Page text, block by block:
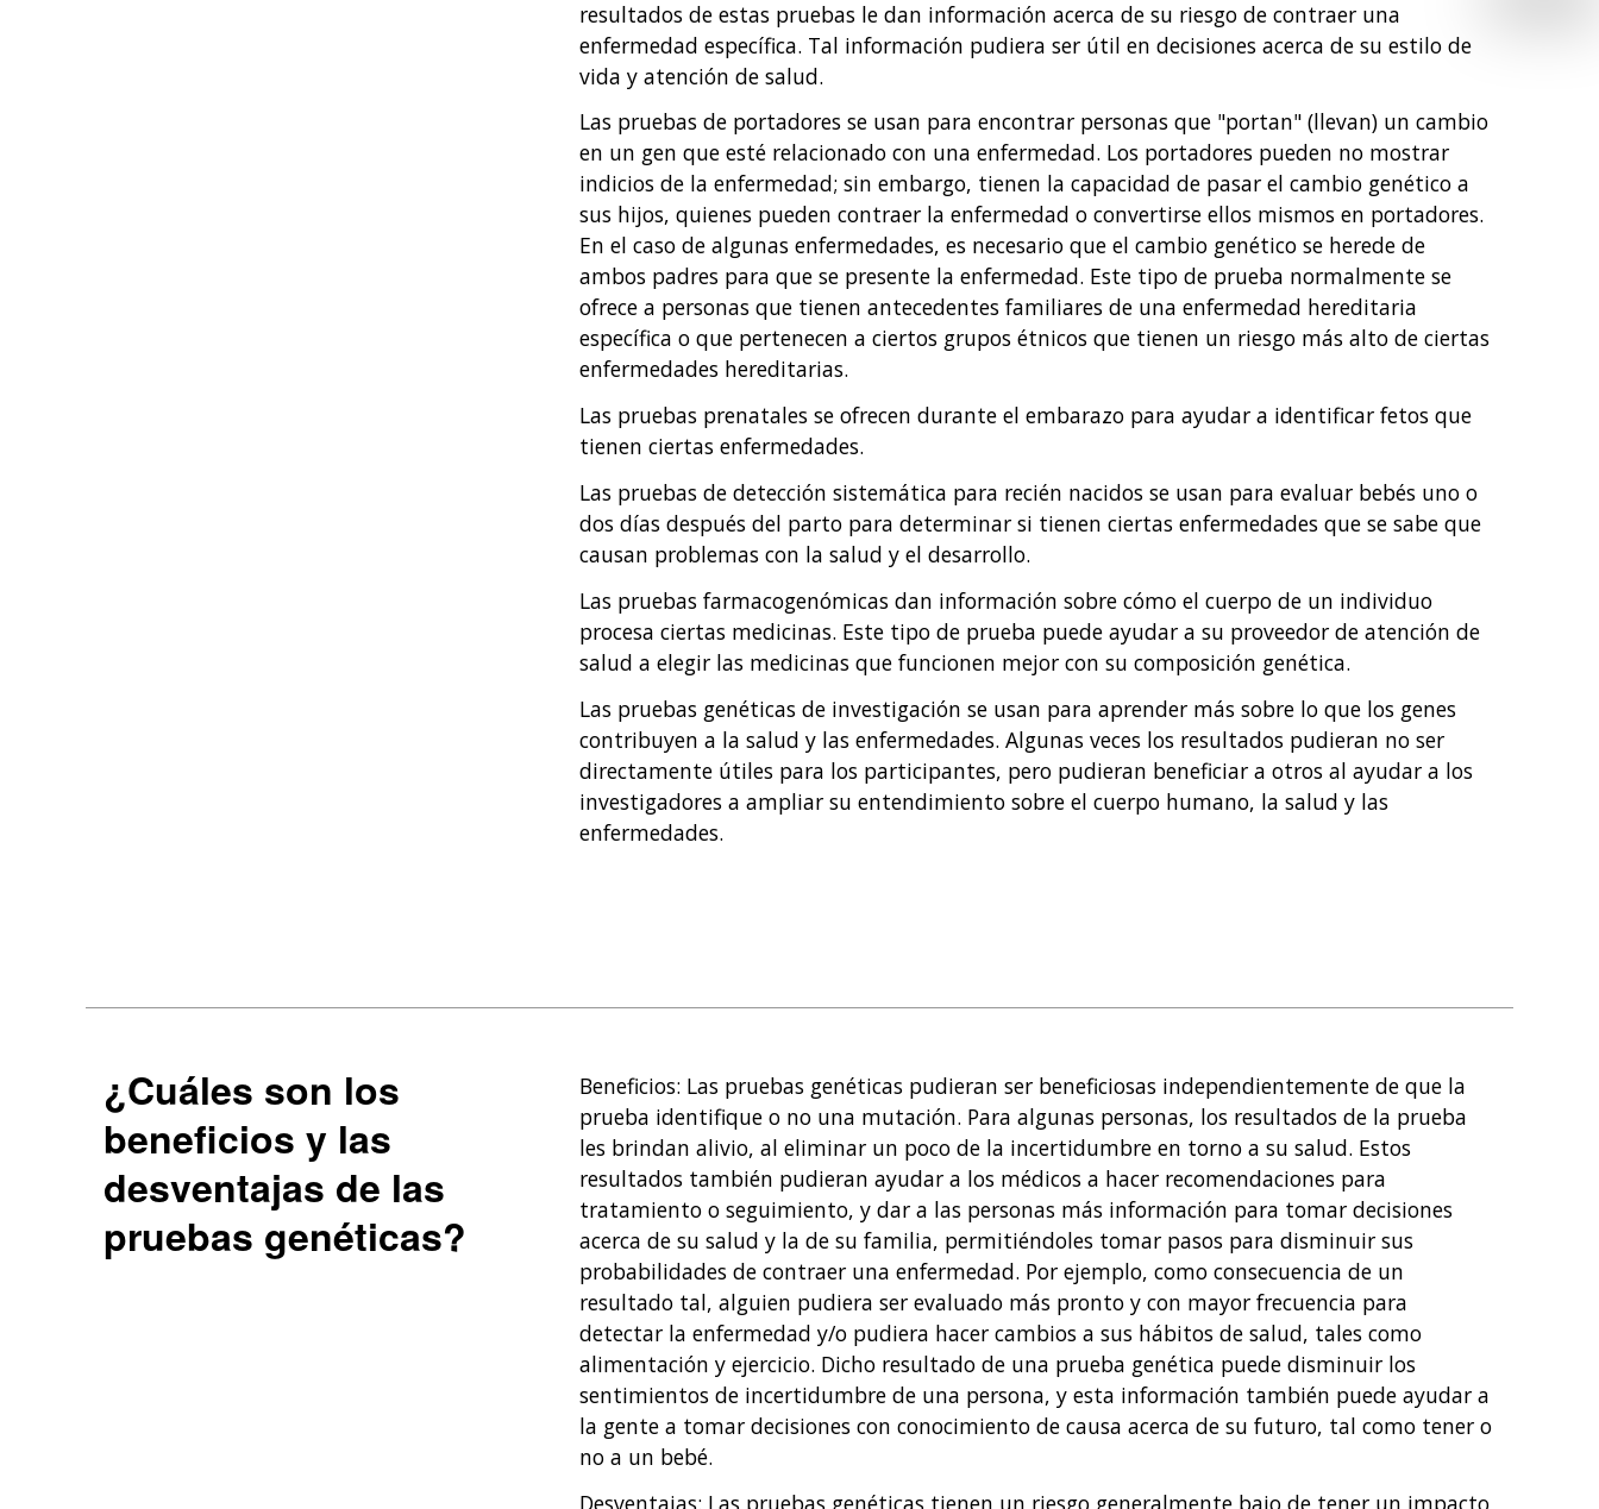
resultados de estas pruebas le dan información acerca de su riesgo de contraer una
enfermedad específica. Tal información pudiera ser útil en decisiones acerca de su estilo de
vida y atención de salud.
Las pruebas de portadores se usan para encontrar personas que "portan" (llevan) un cambio
en un gen que esté relacionado con una enfermedad. Los portadores pueden no mostrar
indicios de la enfermedad; sin embargo, tienen la capacidad de pasar el cambio genético a
sus hijos, quienes pueden contraer la enfermedad o convertirse ellos mismos en portadores.
En el caso de algunas enfermedades, es necesario que el cambio genético se herede de
ambos padres para que se presente la enfermedad. Este tipo de prueba normalmente se
ofrece a personas que tienen antecedentes familiares de una enfermedad hereditaria
específica o que pertenecen a ciertos grupos étnicos que tienen un riesgo más alto de ciertas
enfermedades hereditarias.
Las pruebas prenatales se ofrecen durante el embarazo para ayudar a identificar fetos que
tienen ciertas enfermedades.
Las pruebas de detección sistemática para recién nacidos se usan para evaluar bebés uno o
dos días después del parto para determinar si tienen ciertas enfermedades que se sabe que
causan problemas con la salud y el desarrollo.
Las pruebas farmacogenómicas dan información sobre cómo el cuerpo de un individuo
procesa ciertas medicinas. Este tipo de prueba puede ayudar a su proveedor de atención de
salud a elegir las medicinas que funcionen mejor con su composición genética.
Las pruebas genéticas de investigación se usan para aprender más sobre lo que los genes
contribuyen a la salud y las enfermedades. Algunas veces los resultados pudieran no ser
directamente útiles para los participantes, pero pudieran beneficiar a otros al ayudar a los
investigadores a ampliar su entendimiento sobre el cuerpo humano, la salud y las
enfermedades.
¿Cuáles son los
beneficios y las
desventajas de las
pruebas genéticas?
Beneficios: Las pruebas genéticas pudieran ser beneficiosas independientemente de que la
prueba identifique o no una mutación. Para algunas personas, los resultados de la prueba
les brindan alivio, al eliminar un poco de la incertidumbre en torno a su salud. Estos
resultados también pudieran ayudar a los médicos a hacer recomendaciones para
tratamiento o seguimiento, y dar a las personas más información para tomar decisiones
acerca de su salud y la de su familia, permitiéndoles tomar pasos para disminuir sus
probabilidades de contraer una enfermedad. Por ejemplo, como consecuencia de un
resultado tal, alguien pudiera ser evaluado más pronto y con mayor frecuencia para
detectar la enfermedad y/o pudiera hacer cambios a sus hábitos de salud, tales como
alimentación y ejercicio. Dicho resultado de una prueba genética puede disminuir los
sentimientos de incertidumbre de una persona, y esta información también puede ayudar a
la gente a tomar decisiones con conocimiento de causa acerca de su futuro, tal como tener o
no a un bebé.
Desventajas: Las pruebas genéticas tienen un riesgo generalmente bajo de tener un impacto